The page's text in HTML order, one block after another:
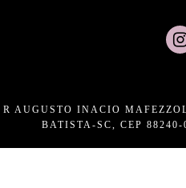
R AUGUSTO INACIO
BATISTA-SC, CEP